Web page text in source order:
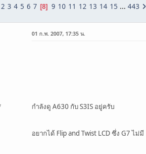
2 3 4 5 6 7 8 9 10 11 12 13 14 15 ... 443
01 ก.พ. 2007, 17:35 น.
กำลังดู A630 กับ S3IS อยู่ครับ
อยากได้ Flip and Twist LCD ซึ่ง G7 ไม่มี